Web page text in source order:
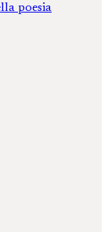
poesia